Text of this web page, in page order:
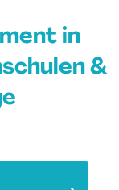
in
&